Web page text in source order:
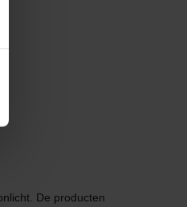
De producten